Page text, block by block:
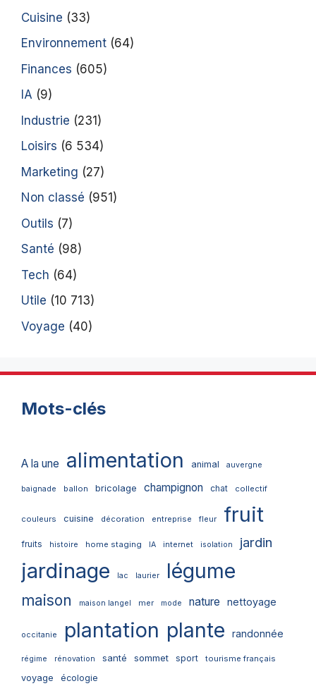
Cuisine (33)
Environnement (64)
Finances (605)
IA (9)
Industrie (231)
Loisirs (6 534)
Marketing (27)
Non classé (951)
Outils (7)
Santé (98)
Tech (64)
Utile (10 713)
Voyage (40)
Mots-clés
A la une alimentation animal auvergne
baignade ballon bricolage champignon chat collectif
couleurs cuisine décoration entreprise fleur fruit
fruits histoire home staging IA internet isolation jardin
jardinage lac laurier légume
maison maison langel mer mode nature nettoyage
occitanie plantation plante randonnée
régime rénovation santé sommet sport tourisme français
voyage écologie